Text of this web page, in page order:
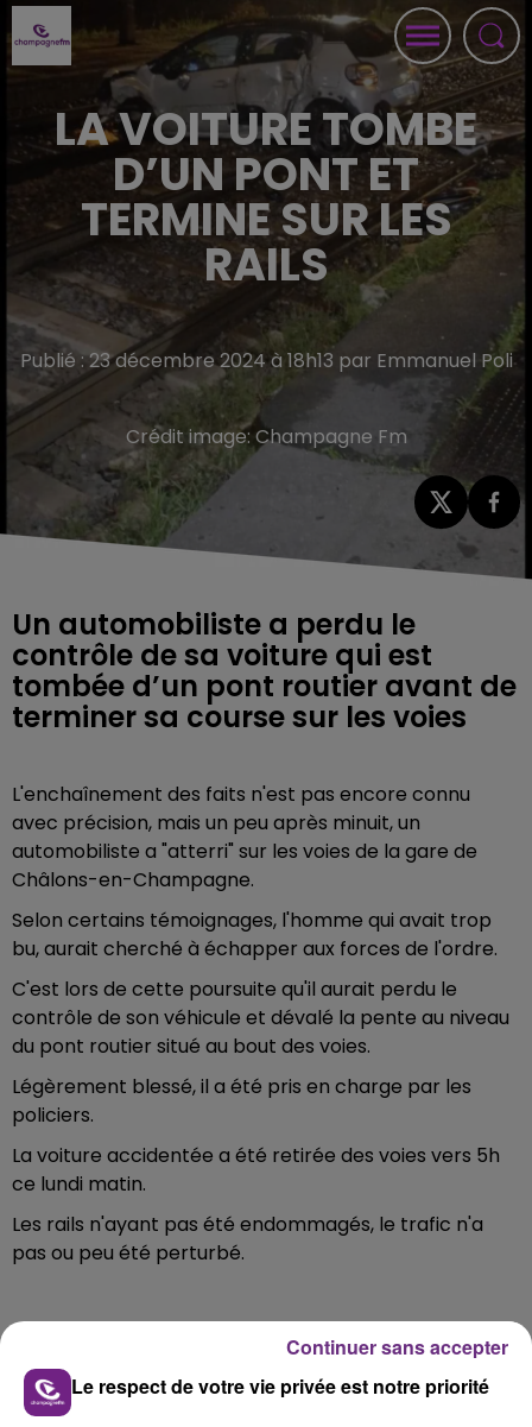
LA VOITURE TOMBE
D’UN PONT ET
TERMINE SUR LES
RAILS
Publié : 23 décembre 2024 à 18h13 par Emmanuel Poli
Crédit image: Champagne Fm
Un automobiliste a perdu le
contrôle de sa voiture qui est
tombée d’un pont routier avant de
terminer sa course sur les voies
L'enchaînement des faits n'est pas encore connu
avec précision, mais un peu après minuit, un
automobiliste a "atterri" sur les voies de la gare de
Châlons-en-Champagne.
Selon certains témoignages, l'homme qui avait trop
bu, aurait cherché à échapper aux forces de l'ordre.
C'est lors de cette poursuite qu'il aurait perdu le
contrôle de son véhicule et dévalé la pente au niveau
du pont routier situé au bout des voies.
Légèrement blessé, il a été pris en charge par les
policiers.
La voiture accidentée a été retirée des voies vers 5h
ce lundi matin.
Les rails n'ayant pas été endommagés, le trafic n'a
pas ou peu été perturbé.
FIL D'ACTU
Le respect de votre vie privée est notre priorité
Continuer sans accepter